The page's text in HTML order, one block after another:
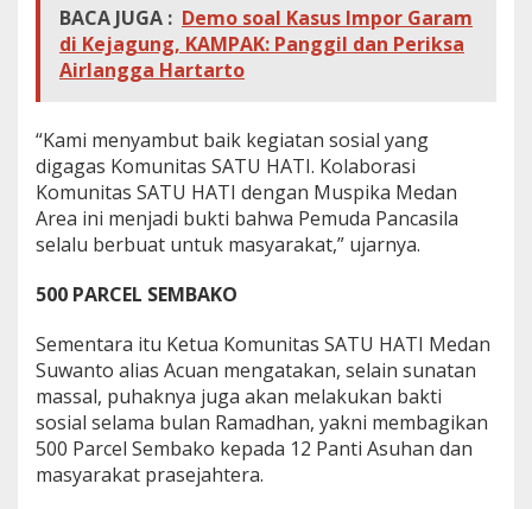
BACA JUGA : Demo soal Kasus Impor Garam
di Kejagung, KAMPAK: Panggil dan Periksa
Airlangga Hartarto
“Kami menyambut baik kegiatan sosial yang
digagas Komunitas SATU HATI. Kolaborasi
Komunitas SATU HATI dengan Muspika Medan
Area ini menjadi bukti bahwa Pemuda Pancasila
selalu berbuat untuk masyarakat,” ujarnya.
500 PARCEL SEMBAKO
Sementara itu Ketua Komunitas SATU HATI Medan
Suwanto alias Acuan mengatakan, selain sunatan
massal, puhaknya juga akan melakukan bakti
sosial selama bulan Ramadhan, yakni membagikan
500 Parcel Sembako kepada 12 Panti Asuhan dan
masyarakat prasejahtera.